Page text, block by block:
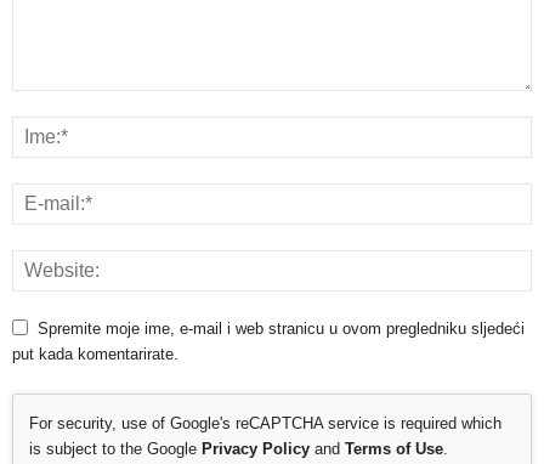
Spremite moje ime, e-mail i web stranicu u ovom pregledniku sljedeći
put kada komentarirate.
For security, use of Google's reCAPTCHA service is required which
is subject to the Google Privacy Policy and Terms of Use.